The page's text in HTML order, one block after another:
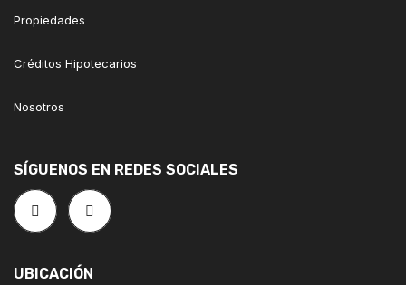
Propiedades
Créditos Hipotecarios
Nosotros
SÍGUENOS EN REDES SOCIALES
UBICACIÓN